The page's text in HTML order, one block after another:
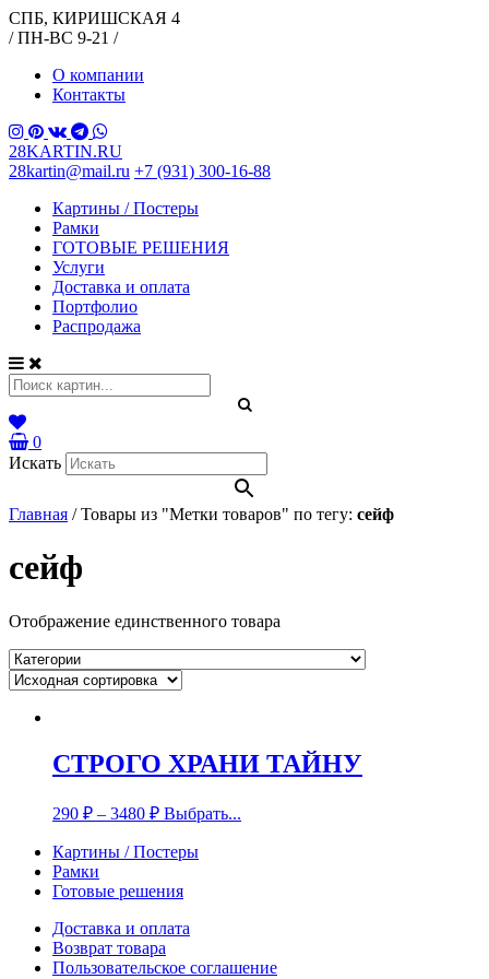
СПБ, КИРИШСКАЯ 4
/ ПН-ВС 9-21 /
О компании
Контакты
28KARTIN.RU
28kartin@mail.ru +7 (931) 300-16-88
Картины / Постеры
Рамки
ГОТОВЫЕ РЕШЕНИЯ
Услуги
Доставка и оплата
Портфолио
Распродажа
0
Искать
Главная /Товары из "Метки товаров" по тегу: сейф
сейф
Отображение единственного товара
СТРОГО ХРАНИ ТАЙНУ
290 ₽ – 3480 ₽ Выбрать...
Картины / Постеры
Рамки
Готовые решения
Доставка и оплата
Возврат товара
Пользовательское соглашение